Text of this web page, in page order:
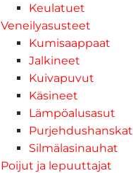
Keulatuet
Veneilyasusteet
Kumisaappaat
Jalkineet
Kuivapuvut
Käsineet
Lämpöalusasut
Purjehdushanskat
Silmälasinauhat
Poijut ja lepuuttajat